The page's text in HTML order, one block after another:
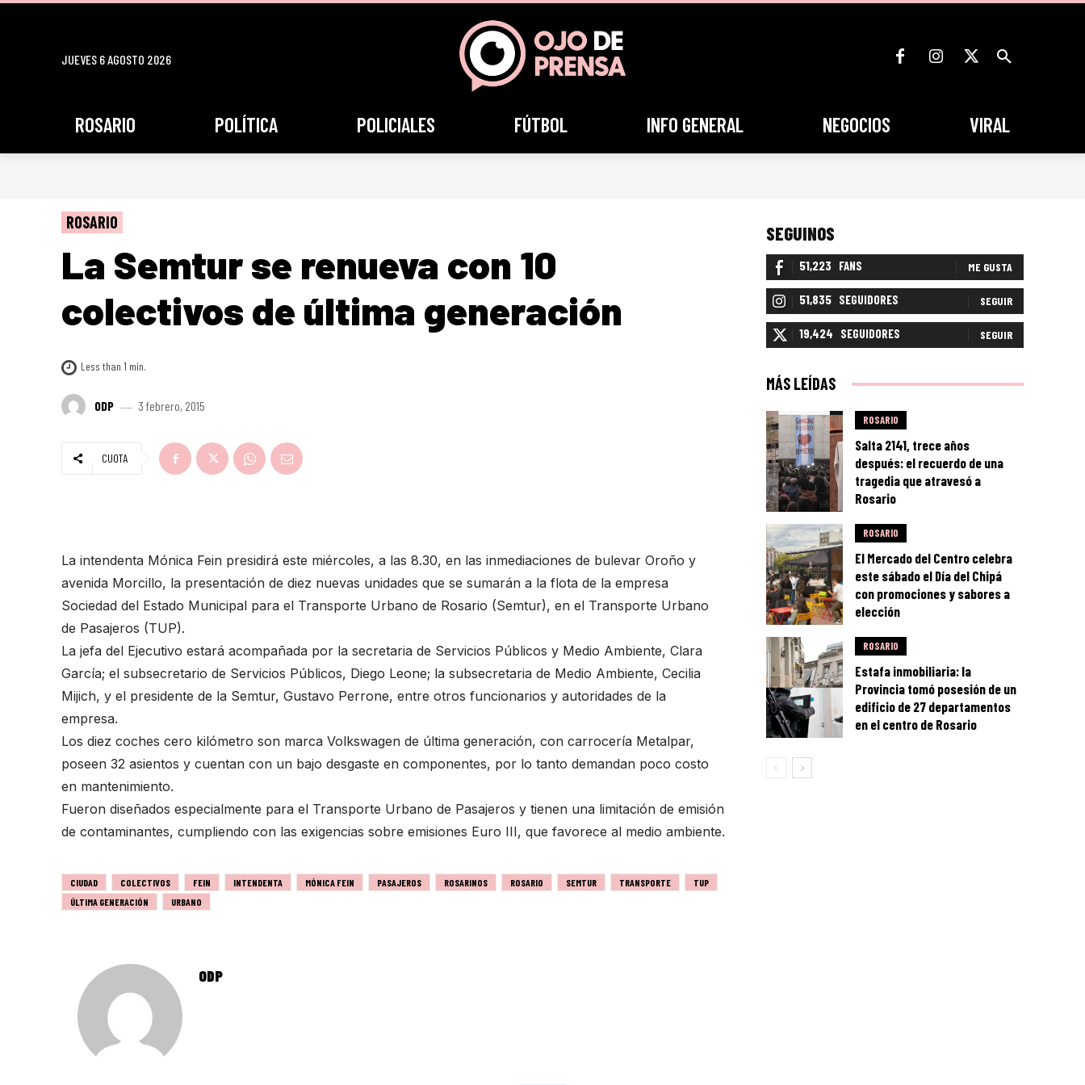
JUEVES 6 AGOSTO 2026
ROSARIO POLÍTICA POLICIALES FÚTBOL INFO GENERAL NEGOCIOS VIRAL
ROSARIO
La Semtur se renueva con 10
colectivos de última generación
Less than 1 min.
ODP 3 febrero, 2015
CUOTA
La intendenta Mónica Fein presidirá este miércoles, a las 8.30, en las inmediaciones de bulevar Oroño y
avenida Morcillo, la presentación de diez nuevas unidades que se sumarán a la flota de la empresa
Sociedad del Estado Municipal para el Transporte Urbano de Rosario (Semtur), en el Transporte Urbano
de Pasajeros (TUP).
La jefa del Ejecutivo estará acompañada por la secretaria de Servicios Públicos y Medio Ambiente, Clara
García; el subsecretario de Servicios Públicos, Diego Leone; la subsecretaria de Medio Ambiente, Cecilia
Mijich, y el presidente de la Semtur, Gustavo Perrone, entre otros funcionarios y autoridades de la
empresa.
Los diez coches cero kilómetro son marca Volkswagen de última generación, con carrocería Metalpar,
poseen 32 asientos y cuentan con un bajo desgaste en componentes, por lo tanto demandan poco costo
en mantenimiento.
Fueron diseñados especialmente para el Transporte Urbano de Pasajeros y tienen una limitación de emisión
de contaminantes, cumpliendo con las exigencias sobre emisiones Euro III, que favorece al medio ambiente.
CIUDAD COLECTIVOS FEIN INTENDENTA MÓNICA FEIN PASAJEROS ROSARINOS ROSARIO SEMTUR TRANSPORTE
TUP
ÚLTIMA GENERACIÓN
URBANO
ODP
SEGUINOS
51,223 FANS ME GUSTA
51,835 SEGUIDORES SEGUIR
19,424 SEGUIDORES SEGUIR
MÁS LEÍDAS
ROSARIO
Salta 2141, trece años
después: el recuerdo de una
tragedia que atravesó a
Rosario
ROSARIO
El Mercado del Centro celebra
este sábado el Día del Chipá
con promociones y sabores a
elección
ROSARIO
Estafa inmobiliaria: la
Provincia tomó posesión de un
edificio de 27 departamentos
en el centro de Rosario